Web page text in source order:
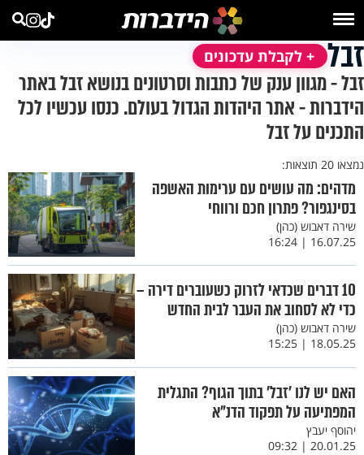
זבל + לקבלת עדכונים
זבל - מגוון ענק של כתבות וסרטונים בנושא זבל באתר
הידברות - אתר היהדות הגדול בעולם. כנסו עכשיו לכל
התכנים על זבל
נמצאו 20 תוצאות:
מדהים: מה עושים עם ערימות האשפה
בסינגפור? פתרון חכם ורווחי
שירה דאבוש (כהן)
16.07.25 | 16:24
10 דברים שכדאי לזרוק כשעוברים דירה –
כדי לא לסחוב את העבר לבית החדש
שירה דאבוש (כהן)
18.05.25 | 15:25
האם יש לנו 'זבל' בתוך הגוף? התגלית
המפתיעה על תפקוד הדנ"א
יהוסף יעבץ
20.01.25 | 09:32